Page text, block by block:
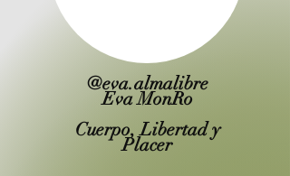
@eva.almalibre
Eva MonRo
Cuerpo, Libertad y
Placer